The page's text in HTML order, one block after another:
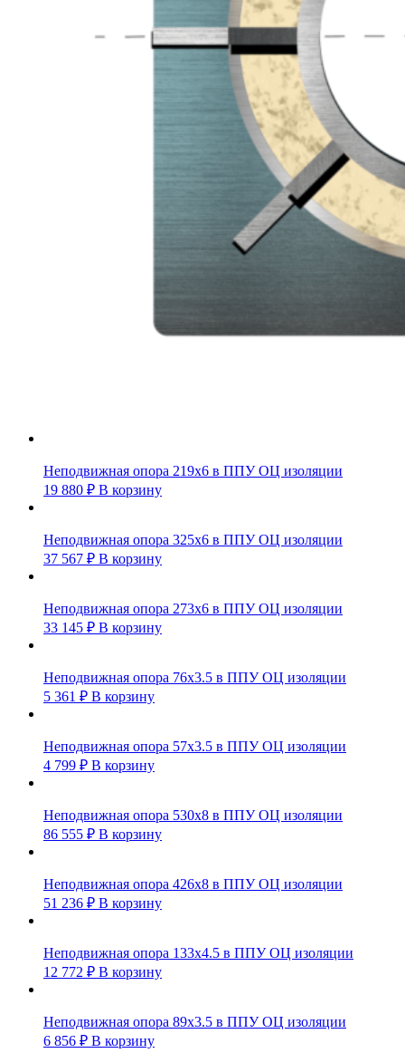
Неподвижная опора 219х6 в ППУ ОЦ изоляции
19 880 ₽ В корзину
Неподвижная опора 325х6 в ППУ ОЦ изоляции
37 567 ₽ В корзину
Неподвижная опора 273х6 в ППУ ОЦ изоляции
33 145 ₽ В корзину
Неподвижная опора 76х3.5 в ППУ ОЦ изоляции
5 361 ₽ В корзину
Неподвижная опора 57х3.5 в ППУ ОЦ изоляции
4 799 ₽ В корзину
Неподвижная опора 530х8 в ППУ ОЦ изоляции
86 555 ₽ В корзину
Неподвижная опора 426х8 в ППУ ОЦ изоляции
51 236 ₽ В корзину
Неподвижная опора 133х4.5 в ППУ ОЦ изоляции
12 772 ₽ В корзину
Неподвижная опора 89х3.5 в ППУ ОЦ изоляции
6 856 ₽ В корзину